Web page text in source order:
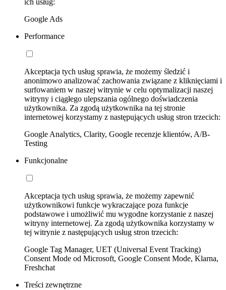
Google Ads
Performance
Akceptacja tych usług sprawia, że możemy śledzić i
anonimowo analizować zachowania związane z kliknięciami i
surfowaniem w naszej witrynie w celu optymalizacji naszej
witryny i ciągłego ulepszania ogólnego doświadczenia
użytkownika. Za zgodą użytkownika na tej stronie
internetowej korzystamy z następujących usług stron trzecich:
Google Analytics, Clarity, Google recenzje klientów, A/B-
Testing
Funkcjonalne
Akceptacja tych usług sprawia, że możemy zapewnić
użytkownikowi funkcje wykraczające poza funkcje
podstawowe i umożliwić mu wygodne korzystanie z naszej
witryny internetowej. Za zgodą użytkownika korzystamy w
tej witrynie z następujących usług stron trzecich:
Google Tag Manager, UET (Universal Event Tracking)
Consent Mode od Microsoft, Google Consent Mode, Klarna,
Freshchat
Treści zewnętrzne